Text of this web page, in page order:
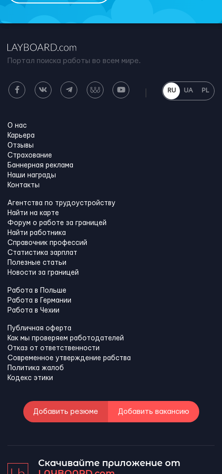
Портал поиска работы во всем мире.
RU UA PL
О нас
Карьера
Отзывы
Страхование
Баннерная реклама
Наши награды
Контакты
Агентства по трудоустройству
Найти на карте
Форум о работе за границей
Найти работника
Справочник профессий
Статистика зарплат
Полезные статьи
Новости за границей
Работа в Польше
Работа в Германии
Работа в Чехии
Публичная оферта
Как мы проверяем работодателей
Отказ от ответственности
Современное утверждение рабства
Политика жалоб
Кодекс этики
Добавить резюме Добавить вакансию
Скачивайте приложение от